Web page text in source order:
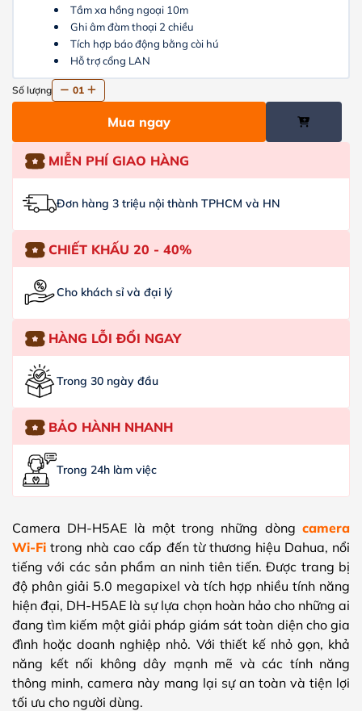
Tầm xa hồng ngoại 10m
Ghi âm đàm thoại 2 chiều
Tích hợp báo động bằng còi hú
Hỗ trợ cổng LAN
Số lượng 01
Mua ngay
MIỄN PHÍ GIAO HÀNG
Đơn hàng 3 triệu nội thành TPHCM và HN
CHIẾT KHẤU 20 - 40%
Cho khách sỉ và đại lý
HÀNG LỖI ĐỔI NGAY
Trong 30 ngày đầu
BẢO HÀNH NHANH
Trong 24h làm việc
Camera DH-H5AE là một trong những dòng camera
Wi-Fi trong nhà cao cấp đến từ thương hiệu Dahua, nổi
tiếng với các sản phẩm an ninh tiên tiến. Được trang bị
độ phân giải 5.0 megapixel và tích hợp nhiều tính năng
hiện đại, DH-H5AE là sự lựa chọn hoàn hảo cho những ai
đang tìm kiếm một giải pháp giám sát toàn diện cho gia
đình hoặc doanh nghiệp nhỏ. Với thiết kế nhỏ gọn, khả
năng kết nối không dây mạnh mẽ và các tính năng
thông minh, camera này mang lại sự an toàn và tiện lợi
tối ưu cho người dùng.